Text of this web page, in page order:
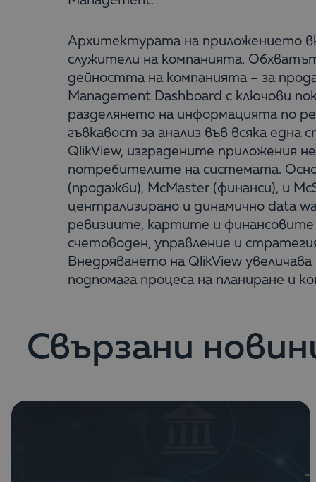
Архитектурата на приложението
служители на компанията.
дейността на компанията – за
Management Dashboard с ключови
разделянето на информацията по
гъвкавост за анализ във всяка
QlikView, изградените приложения
потребителите на системата.
(продажби), McMaster (финанси), и
централизирано и динамично data
ревизиите, картите и финансовите
счетоводен, управление и
Внедряването на QlikView
подпомага процеса на планиране и
Свързани